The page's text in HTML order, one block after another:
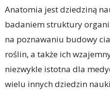
Anatomia jest dziedziną
badaniem struktury
na poznawaniu budowy
roślin, a także ich
niezwykle istotna dla
wielu innych dziedzin